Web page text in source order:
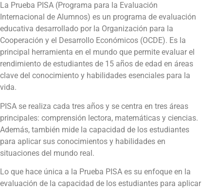
La Prueba PISA (Programa para la Evaluación
Internacional de Alumnos) es un programa de evaluación
educativa desarrollado por la Organización para la
Cooperación y el Desarrollo Económicos (OCDE). Es la
principal herramienta en el mundo que permite evaluar el
rendimiento de estudiantes de 15 años de edad en áreas
clave del conocimiento y habilidades esenciales para la
vida.
PISA se realiza cada tres años y se centra en tres áreas
principales: comprensión lectora, matemáticas y ciencias.
Además, también mide la capacidad de los estudiantes
para aplicar sus conocimientos y habilidades en
situaciones del mundo real.
Lo que hace única a la Prueba PISA es su enfoque en la
evaluación de la capacidad de los estudiantes para aplicar